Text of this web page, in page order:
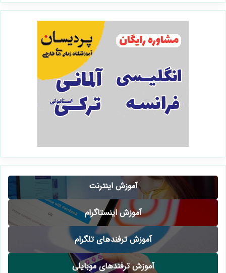
آموزش اینترنت
آموزش اینستاگرام
آموزش ترفندهای تلگرام
آموزش ترفندهای موبایلی